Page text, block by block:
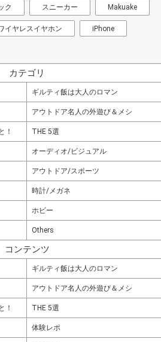
ク スニーカー Makuake
イヤレスイヤホン iPhone
カテゴリ
ギルティ飯は大人のロマン
アウトドア名人の外遊び＆メシ
！ THE 5選
オーディオ/ビジュアル
アウトドア/スポーツ
時計/メガネ
ホビー
Others
コンテンツ
ギルティ飯は大人のロマン
アウトドア名人の外遊び＆メシ
！ THE 5選
体験レポ